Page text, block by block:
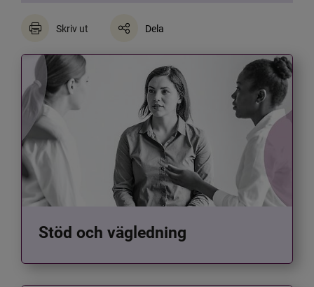
Skriv ut Dela
Stöd och vägledning